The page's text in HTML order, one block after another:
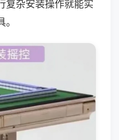
复杂安装操作就能实